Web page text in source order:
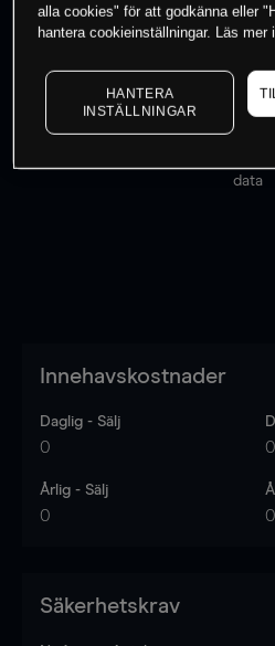
Priserna är endast
data
Innehavskostnader
Daglig - Sälj
0 0
Årlig - Sälj
0 0
Säkerhetskrav
alla cookies" för att godkänna eller
hantera cookieinställningar. Läs mer
HANTERA
INSTÄLLNINGAR